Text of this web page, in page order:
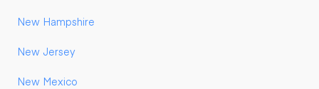
New Hampshire
New Jersey
New Mexico